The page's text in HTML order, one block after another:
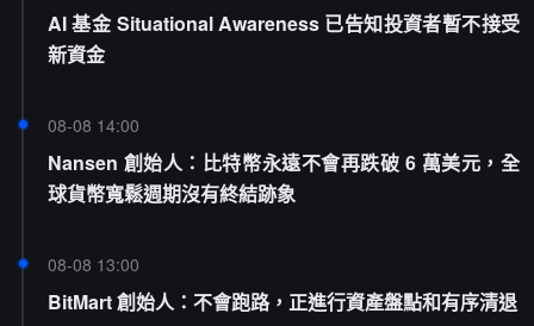
AI 基金 Situational Awareness 已告知投資者暫不接受
新資金
08-08 14:00
Nansen 創始人：比特幣永遠不會再跌破 6 萬美元，全
球貨幣寬鬆週期沒有終結跡象
08-08 13:00
BitMart 創始人：不會跑路，正進行資產盤點和有序清退